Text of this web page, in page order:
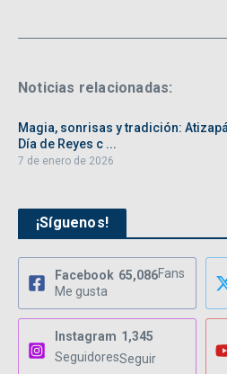
Noticias relacionadas:
Magia, sonrisas y tradición:
Día de Reyes c ...
7 de enero de 2026
¡Síguenos!
Facebook 65,086Fans
Me gusta
Instagram 1,345
SeguidoresSeguir